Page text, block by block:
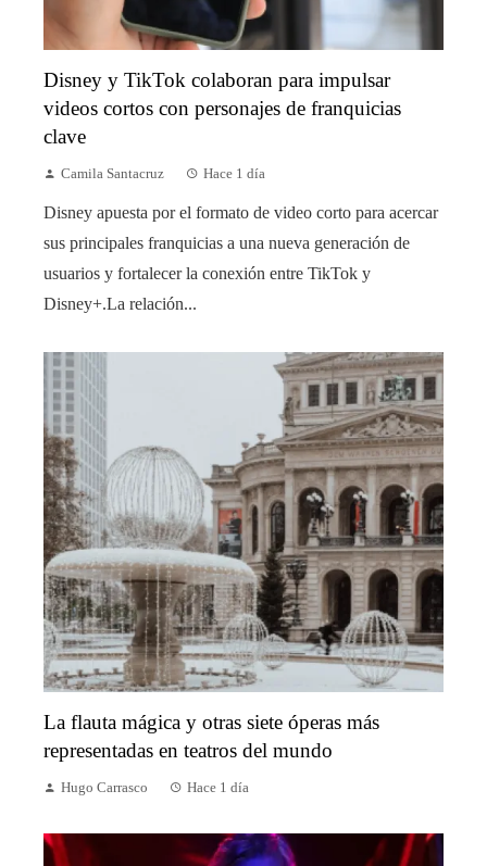
Disney y TikTok colaboran para impulsar
videos cortos con personajes de franquicias
clave
Camila Santacruz Hace 1 día
Disney apuesta por el formato de video corto para acercar
sus principales franquicias a una nueva generación de
usuarios y fortalecer la conexión entre TikTok y
Disney+.La relación...
La flauta mágica y otras siete óperas más
representadas en teatros del mundo
Hugo Carrasco Hace 1 día